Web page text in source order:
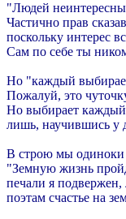
"Людей
Частично прав
поскольку интерес
Сам по себе ты
Но "каждый
Пожалуй, это
Но выбирает
лишь, научившись у
В строю мы одиноки
"Земную жизнь
печали я
поэтам счастье на